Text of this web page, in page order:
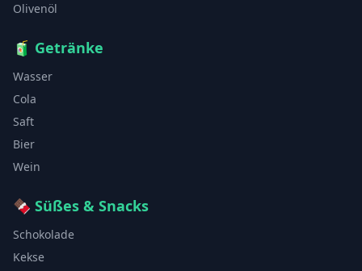
Olivenöl
🧃 Getränke
Wasser
Cola
Saft
Bier
Wein
🍫 Süßes & Snacks
Schokolade
Kekse